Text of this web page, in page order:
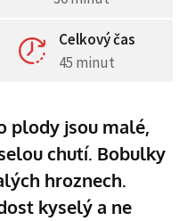
Celkový čas
45 minut
plody jsou malé,
chutí. Bobulky
hroznech.
kyselý a ne